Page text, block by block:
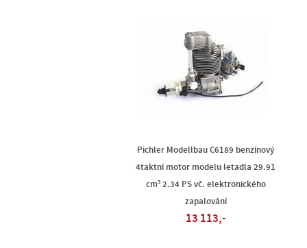
Pichler Modellbau C6189 benzínový
4taktní motor modelu letadla 29.91
cm³ 2.34 PS vč. elektronického
zapalování
13 113,-